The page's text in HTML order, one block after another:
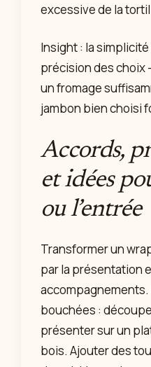
excessive de la
Insight : la
précision des choix
un fromage
jambon bien choisi
Accords,
et idées
ou l’entrée
Transformer un
par la présentation
bouchées :
présenter sur un
bois. Ajouter des